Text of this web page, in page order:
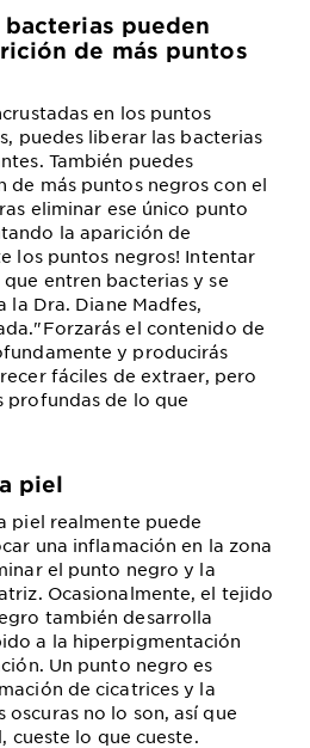
bacterias pueden
de más puntos
en los puntos
puedes liberar las bacterias
También puedes
de más puntos negros con el
eliminar ese único punto
la aparición de
los puntos negros! Intentar
entren bacterias y se
Dra. Diane Madfes,
el contenido de
y producirás
fáciles de extraer, pero
profundas de lo que
piel
piel realmente puede
una inflamación en la zona
el punto negro y la
Ocasionalmente, el tejido
también desarrolla
a la hiperpigmentación
Un punto negro es
de cicatrices y la
oscuras no lo son, así que
cueste lo que cueste.